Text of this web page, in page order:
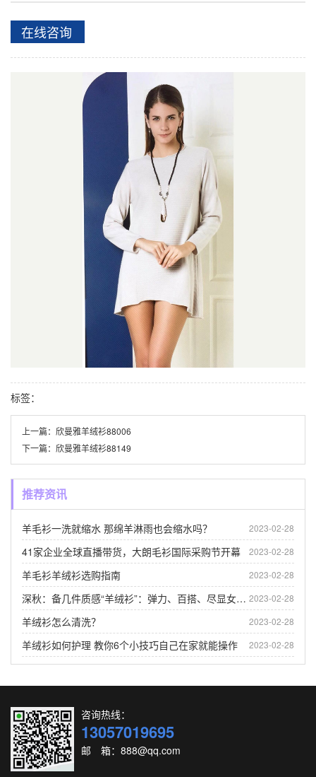
在线咨询
标签：
上一篇： 欣曼雅羊绒衫88006
下一篇： 欣曼雅羊绒衫88149
推荐资讯
2023-02-28
羊毛衫一洗就缩水 那绵羊淋雨也会缩水吗？
2023-02-28
41家企业全球直播带货，大朗毛衫国际采购节开幕
2023-02-28
羊毛衫羊绒衫选购指南
2023-02-28
深秋：备几件质感“羊绒衫”：弹力、百搭、尽显女人味！
2023-02-28
羊绒衫怎么清洗？
2023-02-28
羊绒衫如何护理 教你6个小技巧自己在家就能操作
咨询热线：
13057019695
邮 箱：888@qq.com